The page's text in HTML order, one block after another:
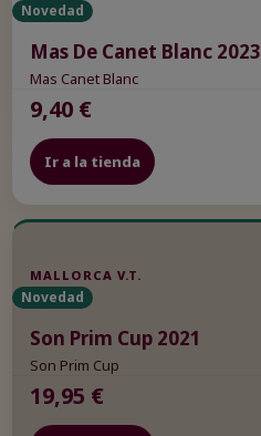
Novedad
Mas De Canet Blanc 2023
Mas Canet Blanc
9,40 €
Ir a la tienda
MALLORCA V.T.
Novedad
Son Prim Cup 2021
Son Prim Cup
19,95 €